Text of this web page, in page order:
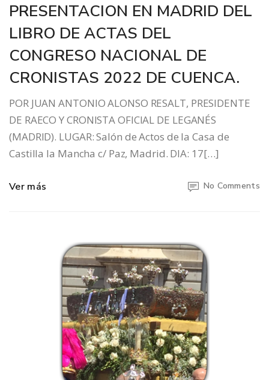
PRESENTACION EN MADRID DEL
LIBRO DE ACTAS DEL
CONGRESO NACIONAL DE
CRONISTAS 2022 DE CUENCA.
POR JUAN ANTONIO ALONSO RESALT, PRESIDENTE
DE RAECO Y CRONISTA OFICIAL DE LEGANÉS
(MADRID). LUGAR: Salón de Actos de la Casa de
Castilla la Mancha c/ Paz, Madrid. DIA: 17[…]
Ver más No Comments